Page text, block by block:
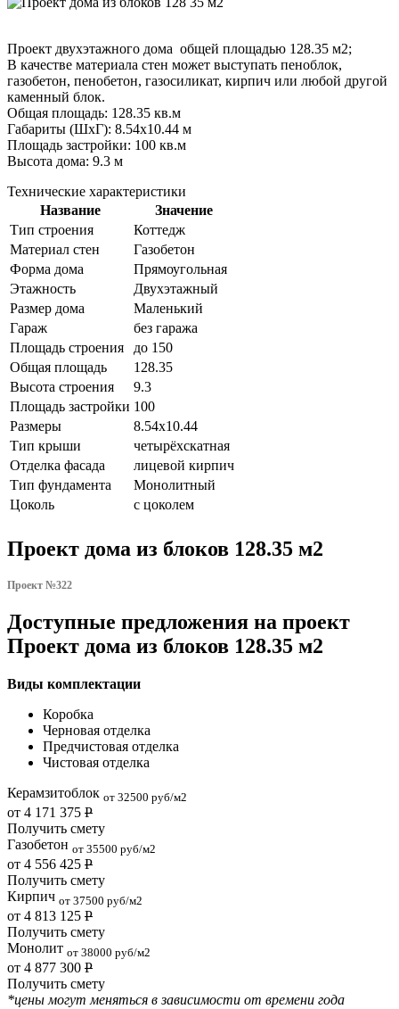
Проект двухэтажного дома общей площадью 128.35 м2;
В качестве материала стен может выступать пеноблок,
газобетон, пенобетон, газосиликат, кирпич или любой другой
каменный блок.
Общая площадь: 128.35 кв.м
Габариты (ШxГ): 8.54x10.44 м
Площадь застройки: 100 кв.м
Высота дома: 9.3 м
Технические характеристики
Название
Значение
Тип строения
Коттедж
Материал стен
Газобетон
Форма дома
Прямоугольная
Этажность
Двухэтажный
Размер дома
Маленький
Гараж
без гаража
Площадь строения
до 150
Общая площадь
128.35
Высота строения
9.3
Площадь застройки 100
Размеры
8.54x10.44
Тип крыши
четырёхскатная
Отделка фасада
лицевой кирпич
Тип фундамента
Монолитный
Цоколь
с цоколем
Проект дома из блоков 128.35 м2
Проект №322
Доступные предложения на проект
Проект дома из блоков 128.35 м2
Виды комплектации
Коробка
Черновая отделка
Предчистовая отделка
Чистовая отделка
Керамзитоблок от 32500 руб/м2
от 4 171 375 Р
Получить смету
Газобетон от 35500 руб/м2
от 4 556 425 Р
Получить смету
Кирпич от 37500 руб/м2
от 4 813 125 Р
Получить смету
Монолит от 38000 руб/м2
от 4 877 300 Р
Получить смету
*цены могут меняться в зависимости от времени года